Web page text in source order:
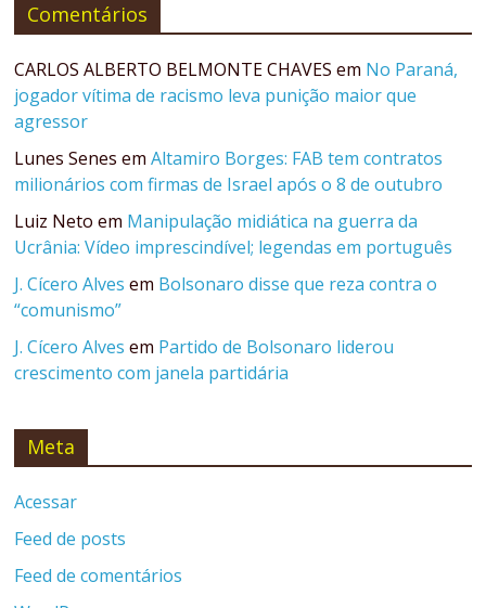
Comentários
CARLOS ALBERTO BELMONTE CHAVES em No Paraná,
jogador vítima de racismo leva punição maior que
agressor
Lunes Senes emAltamiro Borges: FAB tem contratos
milionários com firmas de Israel após o 8 de outubro
Luiz Neto em Manipulação midiática na guerra da
Ucrânia: Vídeo imprescindível; legendas em português
J. Cícero Alves em Bolsonaro disse que reza contra o
“comunismo”
J. Cícero Alves em Partido de Bolsonaro liderou
crescimento com janela partidária
Meta
Acessar
Feed de posts
Feed de comentários